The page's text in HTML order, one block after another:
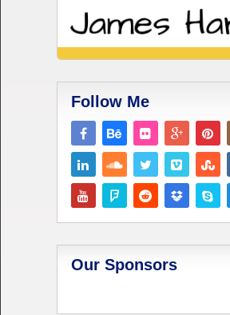
Follow Me
Our Sponsors